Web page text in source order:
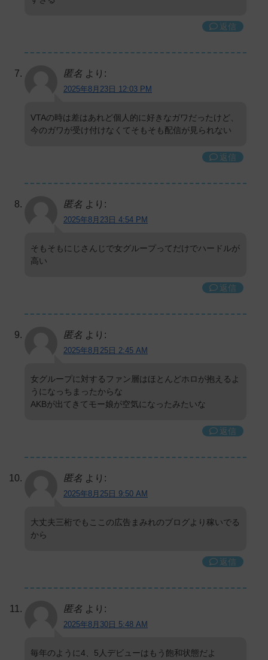
返信
匿名 より:
2025年8月23日 12:03 PM
VTAの時は差はあれど個人的に好きなガワだったけど、
今のガワが受け付けなくてそもそも配信が見られない
返信
匿名 より:
2025年8月23日 4:54 PM
そもそもにじさんじで女グループってだけでハードルが
高い
返信
匿名 より:
2025年8月25日 2:45 AM
女グループに対するファン層はほとんどホロが抱えるよ
うになっちまったからな
AKBが出てきてモー娘が空気になったみたいな
返信
匿名 より:
2025年8月25日 9:50 AM
大丈夫三桁でもここの広告まみれのブログより稼いでる
から
返信
匿名 より:
2025年8月30日 5:48 AM
毎年のように4、5人デビューはもう飽和状態だよ